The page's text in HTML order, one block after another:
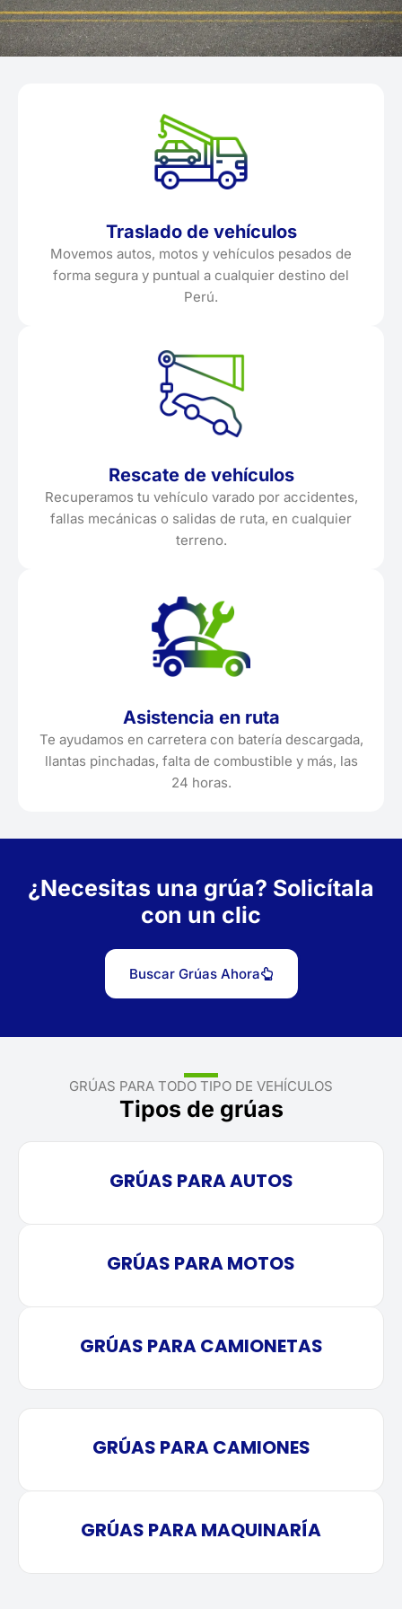
Traslado de vehículos
Movemos autos, motos y vehículos pesados de
forma segura y puntual a cualquier destino del
Perú.
Rescate de vehículos
Recuperamos tu vehículo varado por accidentes,
fallas mecánicas o salidas de ruta, en cualquier
terreno.
Asistencia en ruta
Te ayudamos en carretera con batería descargada,
llantas pinchadas, falta de combustible y más, las
24 horas.
¿Necesitas una grúa? Solicítala
con un clic
Buscar Grúas Ahora
GRÚAS PARA TODO TIPO DE VEHÍCULOS
Tipos de grúas
GRÚAS PARA AUTOS
GRÚAS PARA MOTOS
GRÚAS PARA CAMIONETAS
GRÚAS PARA CAMIONES
GRÚAS PARA MAQUINARÍA